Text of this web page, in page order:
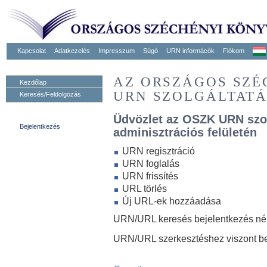
Kapcsolat Adatkezelés Impresszum Súgó URN informácók Fiókom
Kezdőlap
Keresés/Feldolgozás
Bejelentkezés
AZ ORSZÁGOS
URN
Üdvözlet az OSZK URN
adminisztrációs felületén
URN regisztráció
URN foglalás
URN frissítés
URL törlés
Új URL-ek hozzáadása
URN/URL keresés bejelentkezés
URN/URL szerkesztéshez viszont